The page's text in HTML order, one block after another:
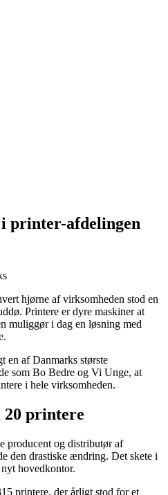
printer-afdelingen
hjørne af virksomheden stod en
Printere er dyre maskiner at
muliggør i dag en løsning med
en af Danmarks største
som Bo Bedre og Vi Unge, at
i hele virksomheden.
printere
producent og distributør af
den drastiske ændring. Det skete i
hovedkontor.
printere, der årligt stod for et